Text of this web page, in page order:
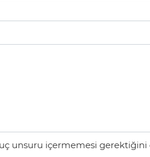
unsuru içermemesi gerektiğini